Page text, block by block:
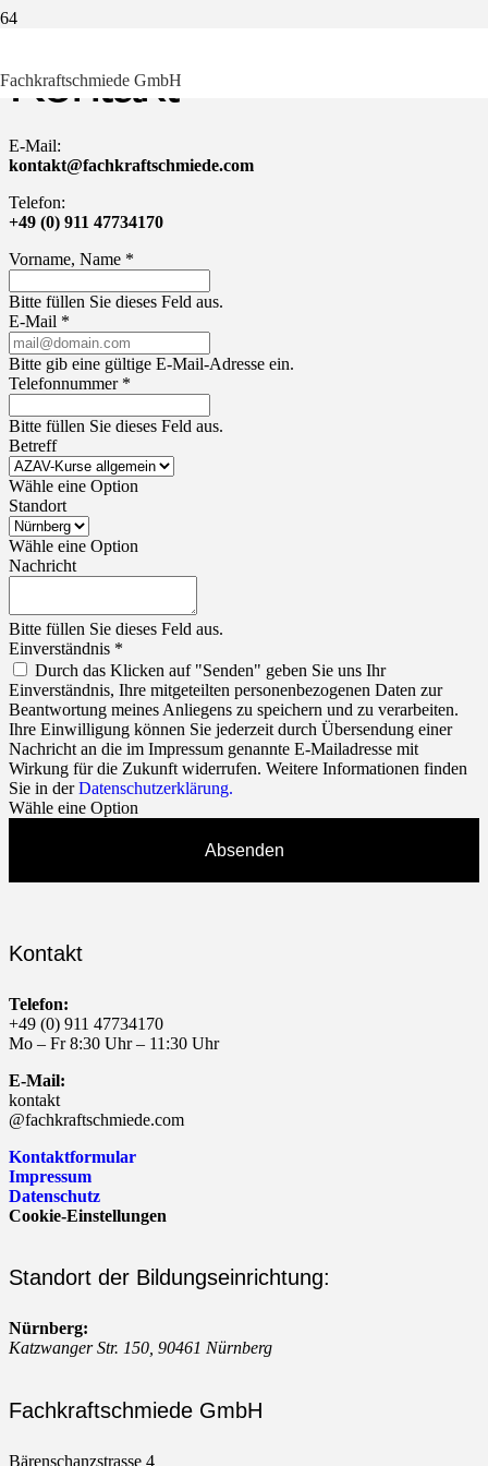
Fachkraftschmiede GmbH
Kontakt
E-Mail:
kontakt@fachkraftschmiede.com
Telefon:
+49 (0) 911 47734170
Vorname, Name *
Bitte füllen Sie dieses Feld aus.
E-Mail *
Bitte gib eine gültige E-Mail-Adresse ein.
Telefonnummer *
Bitte füllen Sie dieses Feld aus.
Betreff
Wähle eine Option
Standort
Wähle eine Option
Nachricht
Bitte füllen Sie dieses Feld aus.
Einverständnis *
Durch das Klicken auf "Senden" geben Sie uns Ihr
Einverständnis, Ihre mitgeteilten personenbezogenen Daten zur
Beantwortung meines Anliegens zu speichern und zu verarbeiten.
Ihre Einwilligung können Sie jederzeit durch Übersendung einer
Nachricht an die im Impressum genannte E-Mailadresse mit
Wirkung für die Zukunft widerrufen. Weitere Informationen finden
Sie in derDatenschutzerklärung.
Wähle eine Option
Absenden
Kontakt
Telefon:
+49 (0) 911 47734170
Mo – Fr 8:30 Uhr – 11:30 Uhr
E-Mail:
kontakt
@fachkraftschmiede.com
Kontaktformular
Impressum
Datenschutz
Cookie-Einstellungen
Standort der Bildungseinrichtung:
Nürnberg:
Katzwanger Str. 150, 90461 Nürnberg
Fachkraftschmiede GmbH
Bärenschanzstrasse 4